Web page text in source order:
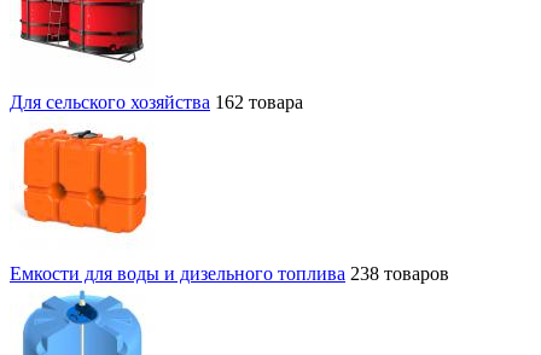
Для сельского хозяйства 162 товара
Емкости для воды и дизельного топлива 238 товаров